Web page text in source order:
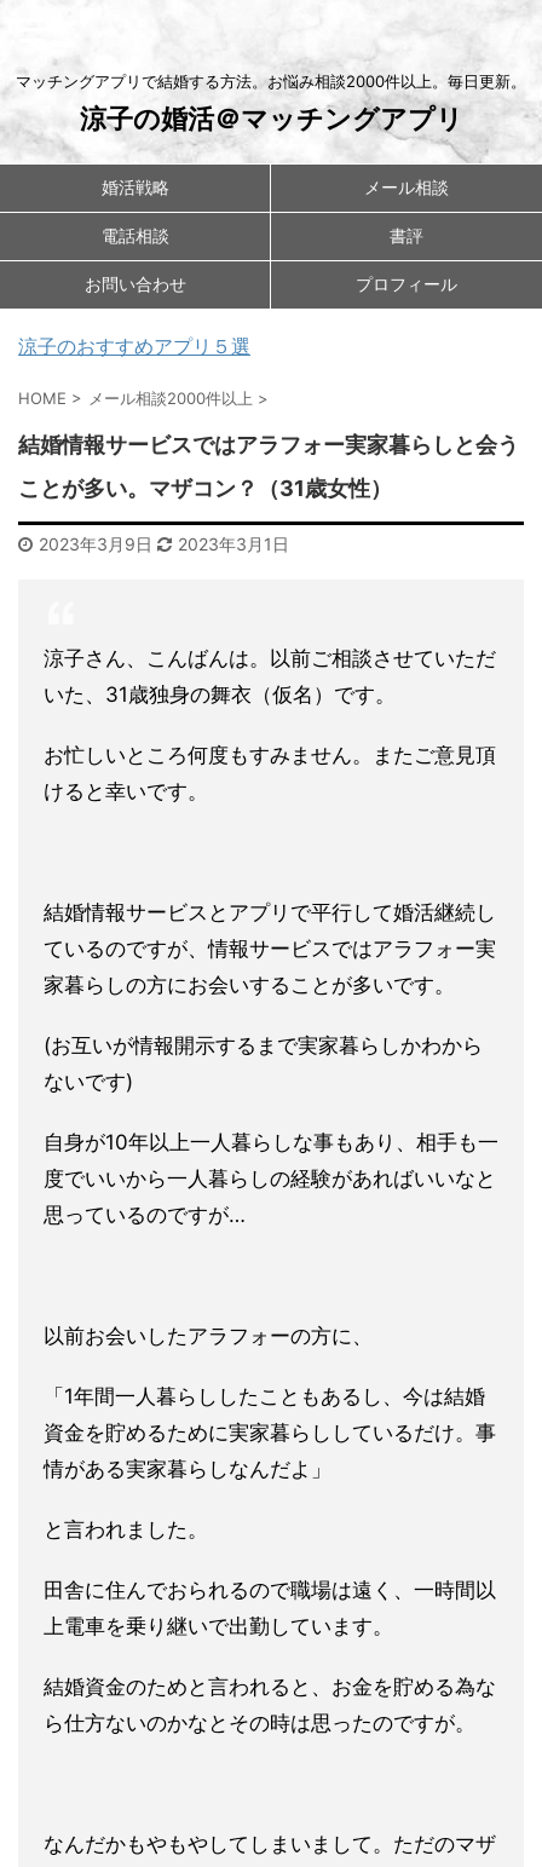
マッチングアプリで結婚する方法。お悩み相談2000件以上。毎日更新。
涼子の婚活＠マッチングアプリ
婚活戦略 メール相談
電話相談 書評
お問い合わせ プロフィール
涼子のおすすめアプリ５選
HOME > メール相談2000件以上 >
結婚情報サービスではアラフォー実家暮らしと会う
ことが多い。マザコン？（31歳女性）
2023年3月9日 2023年3月1日
涼子さん、こんばんは。以前ご相談させていただ
いた、31歳独身の舞衣（仮名）です。
お忙しいところ何度もすみません。またご意見頂
けると幸いです。
結婚情報サービスとアプリで平行して婚活継続し
ているのですが、情報サービスではアラフォー実
家暮らしの方にお会いすることが多いです。
(お互いが情報開示するまで実家暮らしかわから
ないです)
自身が10年以上一人暮らしな事もあり、相手も一
度でいいから一人暮らしの経験があればいいなと
思っているのですが…
以前お会いしたアラフォーの方に、
「1年間一人暮らししたこともあるし、今は結婚
資金を貯めるために実家暮らししているだけ。事
情がある実家暮らしなんだよ」
と言われました。
田舎に住んでおられるので職場は遠く、一時間以
上電車を乗り継いで出勤しています。
結婚資金のためと言われると、お金を貯める為な
ら仕方ないのかなとその時は思ったのですが。
なんだかもやもやしてしまいまして。ただのマザ